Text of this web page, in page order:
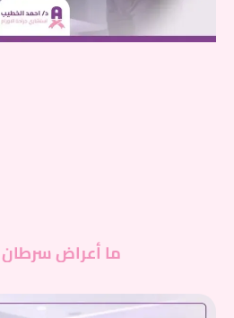
ما أعراض سرطان